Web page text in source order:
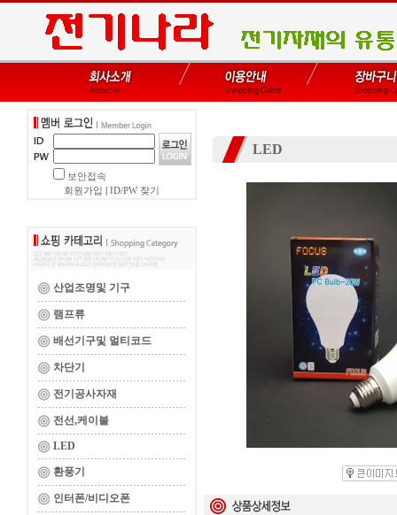
보안접속
회원가입
ID/PW 찾기
산업조명및 기구
램프류
배선기구및 멀티코드
차단기
전기공사자재
전선,케이블
LED
환풍기
인터폰/비디오폰
LED